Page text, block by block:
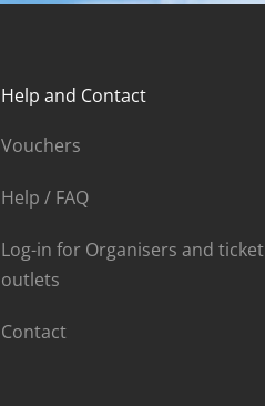
Help and Contact
Vouchers
Help / FAQ
Log-in for Organisers and ticket
outlets
Contact